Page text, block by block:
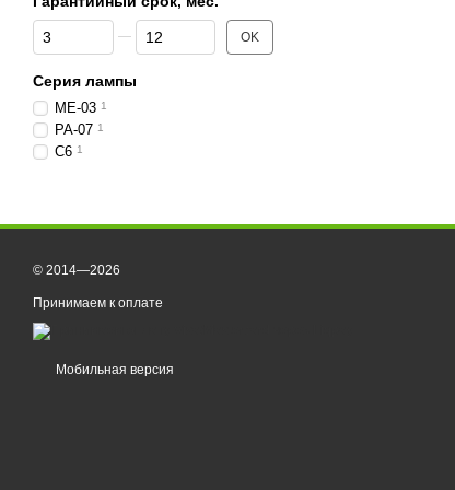
От Гарантийный срок, мес.
До Гарантийный срок, мес. OK
Серия лампы
ME-03 1
PA-07 1
C6 1
© 2014—2026
Принимаем к оплате
Мобильная версия